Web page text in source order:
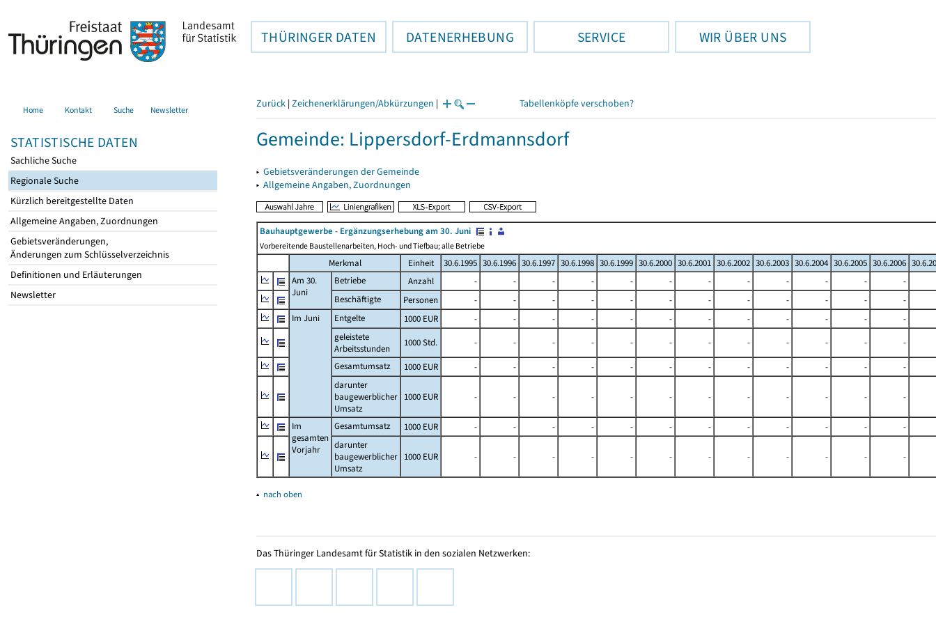
THÜRINGER DATEN DATENERHEBUNG SERVICE WIR ÜBER UNS
Home Kontakt Suche Newsletter
STATISTISCHE DATEN
Sachliche Suche
Regionale Suche
Kürzlich bereitgestellte Daten
Allgemeine Angaben, Zuordnungen
Gebietsveränderungen,
Änderungen zum Schlüsselverzeichnis
Definitionen und Erläuterungen
Newsletter
Zurück | Zeichenerklärungen/Abkürzungen | Tabellenköpfe verschoben?
Gemeinde: Lippersdorf-Erdmannsdorf
▸ Gebietsveränderungen der Gemeinde
▸ Allgemeine Angaben, Zuordnungen
Bauhauptgewerbe - Ergänzungserhebung am 30. Juni
Vorbereitende Baustellenarbeiten, Hoch- und Tiefbau; alle Betriebe
Merkmal Einheit 30.6.1995 30.6.1996 30.6.1997 30.6.1998 30.6.1999 30.6.2000 30.6.2001 30.6.2002 30.6.2003 30.6.2004 30.6.2005 30.6.2006
Am 30.
Juni
Betriebe Anzahl - - - - - - - - - - -
-
Beschäftigte
Personen - - - - - - - - - - -
-
Im Juni
Entgelte 1000 EUR - - - - - - - - - - -
-
geleistete
Arbeitsstunden
1000 Std. - - - - - - - - - - -
-
Gesamtumsatz
1000 EUR - - - - - - - - - - -
-
darunter
baugewerblicher
Umsatz
1000 EUR - - - - - - - - - - - -
Im
gesamten
Vorjahr
Gesamtumsatz 1000 EUR - - - - - - - - - - -
-
darunter
baugewerblicher
Umsatz
1000 EUR - - - - - - - - - - - -
▴ nach oben
Das Thüringer Landesamt für Statistik in den sozialen Netzwerken: